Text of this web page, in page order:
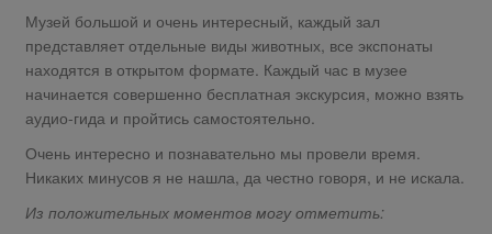
Музей большой и очень интересный, каждый зал
представляет отдельные виды животных, все экспонаты
находятся в открытом формате. Каждый час в музее
начинается совершенно бесплатная экскурсия, можно взять
аудио-гида и пройтись самостоятельно.
Очень интересно и познавательно мы провели время.
Никаких минусов я не нашла, да честно говоря, и не искала.
Из положительных моментов могу отметить: